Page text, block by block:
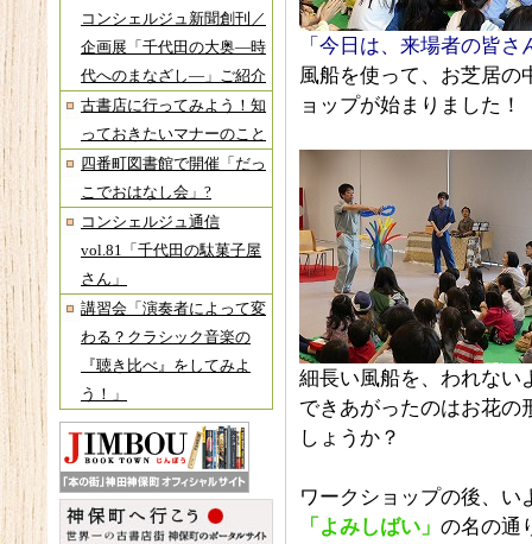
コンシェルジュ新聞創刊／
企画展「千代田の大奥―時
代へのまなざし―」ご紹介
古書店に行ってみよう！知
っておきたいマナーのこと
四番町図書館で開催「だっ
こでおはなし会」?
コンシェルジュ通信
vol.81「千代田の駄菓子屋
さん」
講習会「演奏者によって変
わる？クラシック音楽の
『聴き比べ』をしてみよ
う！」
「今日は、来場者の皆
風船を使って、お芝居の
ョップが始まりました！
細長い風船を、われな
できあがったのはお花の
しょうか？
ワークショップの後、い
「よみしばい」 の名の通